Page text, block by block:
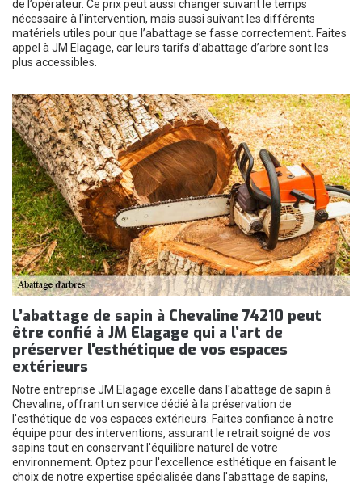
de l’opérateur. Ce prix peut aussi changer suivant le temps
nécessaire à l’intervention, mais aussi suivant les différents
matériels utiles pour que l’abattage se fasse correctement. Faites
appel à JM Elagage, car leurs tarifs d’abattage d’arbre sont les
plus accessibles.
L’abattage de sapin à Chevaline 74210 peut
être confié à JM Elagage qui a l’art de
préserver l'esthétique de vos espaces
extérieurs
Notre entreprise JM Elagage excelle dans l'abattage de sapin à
Chevaline, offrant un service dédié à la préservation de
l'esthétique de vos espaces extérieurs. Faites confiance à notre
équipe pour des interventions, assurant le retrait soigné de vos
sapins tout en conservant l'équilibre naturel de votre
environnement. Optez pour l'excellence esthétique en faisant le
choix de notre expertise spécialisée dans l'abattage de sapins,